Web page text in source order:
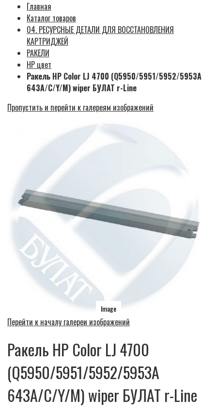
Главная
Каталог товаров
04. РЕСУРСНЫЕ ДЕТАЛИ ДЛЯ ВОССТАНОВЛЕНИЯ
КАРТРИДЖЕЙ
РАКЕЛИ
HP цвет
Ракель HP Color LJ 4700 (Q5950/5951/5952/5953A
643A/C/Y/M) wiper БУЛАТ r-Line
Пропустить и перейти к галереям изображений
Image
Перейти к началу галереи изображений
Ракель HP Color LJ 4700
(Q5950/5951/5952/5953A
643A/C/Y/M) wiper БУЛАТ r-Line